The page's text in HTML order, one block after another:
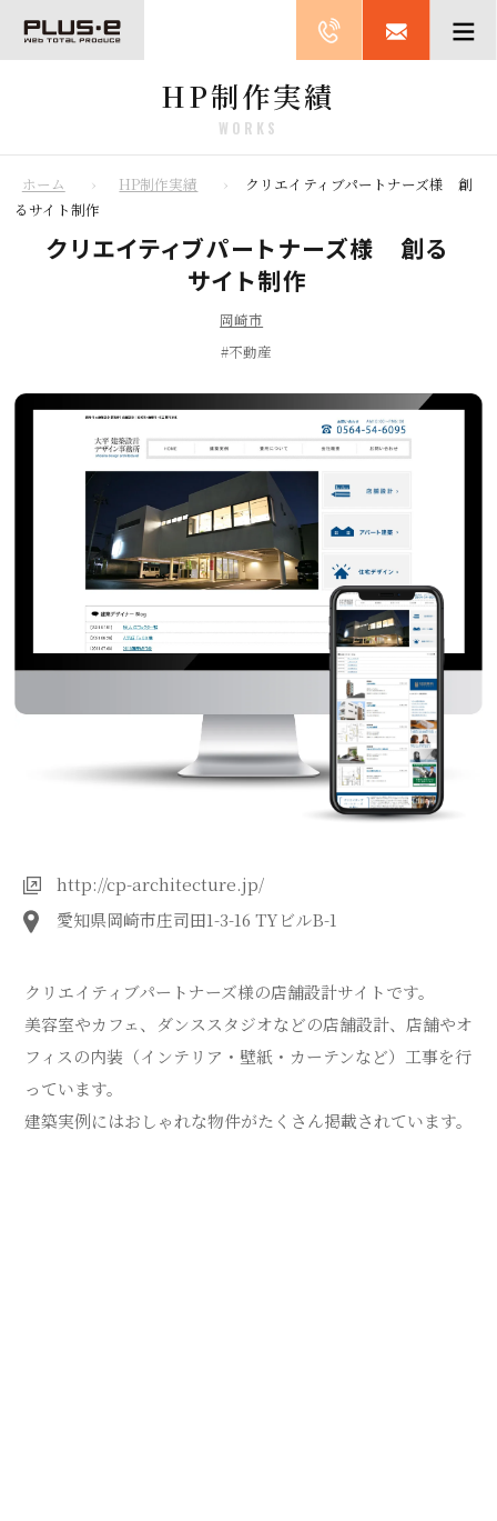
HP制作実績
WORKS
ホーム HP制作実績
クリエイティブパートナーズ様 創
るサイト制作
クリエイティブパートナーズ様 創る
サイト制作
岡崎市
不動産
http://cp-architecture.jp/
愛知県岡崎市庄司田1-3-16 TYビルB-1
クリエイティブパートナーズ様の店舗設計サイトです。
美容室やカフェ、ダンススタジオなどの店舗設計、店舗やオ
フィスの内装（インテリア・壁紙・カーテンなど）工事を行
っています。
建築実例にはおしゃれな物件がたくさん掲載されています。